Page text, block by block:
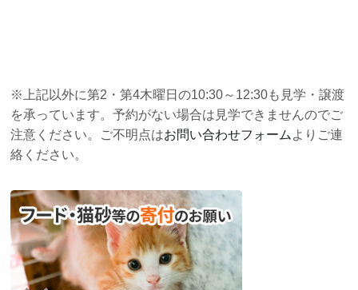
※上記以外に第2・第4木曜日の10:30～12:30も見学・譲渡
を承っています。予約がない場合は見学できませんのでご
注意ください。ご不明点はお問い合わせフォーム よりご連
絡ください。